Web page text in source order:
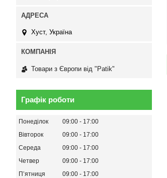
Хуст, Україна
Товари з Європи від "Patik"
Графік роботи
Понеділок 09:00
17:00
Вівторок
09:00
17:00
Середа
09:00
17:00
Четвер
09:00
17:00
Пʼятниця
09:00
17:00